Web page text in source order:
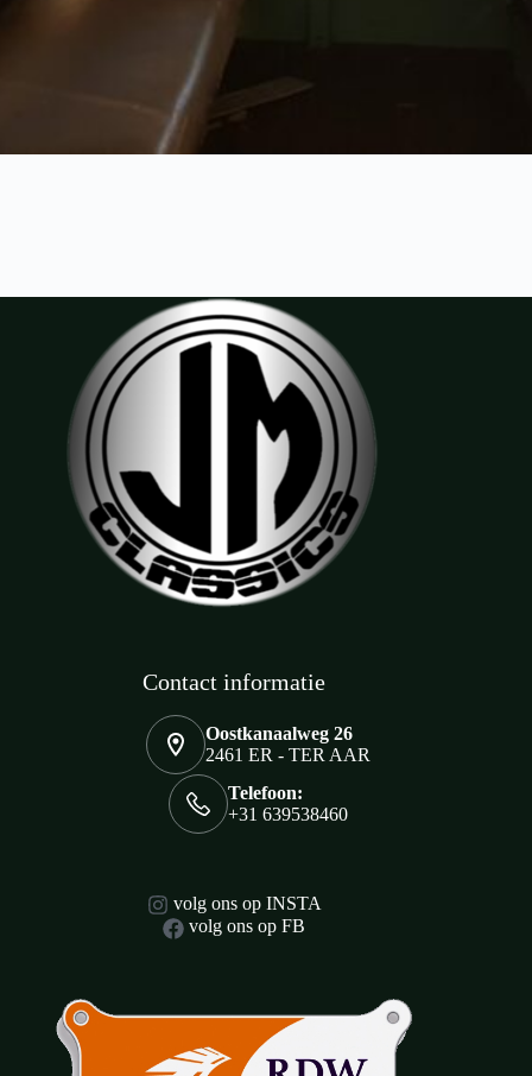
Contact informatie
Oostkanaalweg 26
2461 ER - TER AAR
Telefoon:
+31 639538460
volg ons op INSTA
volg ons op FB